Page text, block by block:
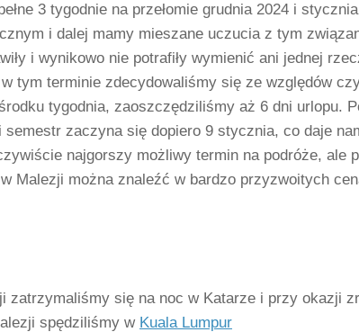
3 tygodnie na przełomie grudnia 2024 i
i dalej mamy mieszane uczucia z tym
i wynikowo nie potrafiły wymienić ani jednej
tym terminie zdecydowaliśmy się ze względów
tygodnia, zaoszczędziliśmy aż 6 dni urlopu.
semestr zaczyna się dopiero 9 stycznia, co daje
najgorszy możliwy termin na podróże, ale
Malezji można znaleźć w bardzo przyzwoitych
zatrzymaliśmy się na noc w Katarze i przy okazji
spędziliśmy w Kuala Lumpur